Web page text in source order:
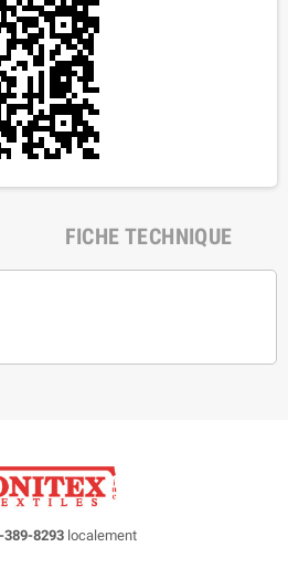
FICHE TECHNIQUE
389-8293 localement